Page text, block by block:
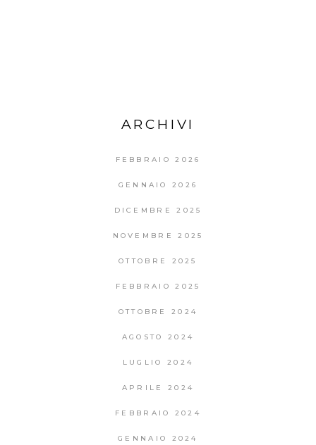
ARCHIVI
FEBBRAIO 2026
GENNAIO 2026
DICEMBRE 2025
NOVEMBRE 2025
OTTOBRE 2025
FEBBRAIO 2025
OTTOBRE 2024
AGOSTO 2024
LUGLIO 2024
APRILE 2024
FEBBRAIO 2024
GENNAIO 2024